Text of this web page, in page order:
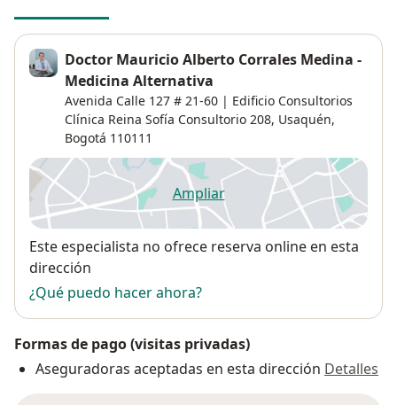
Doctor Mauricio Alberto Corrales Medina -
Medicina Alternativa
Avenida Calle 127 # 21-60 | Edificio Consultorios
Clínica Reina Sofía Consultorio 208, Usaquén,
Bogotá 110111
Ampliarse abre en una nueva
Disponibilidad
Este especialista no ofrece reserva online en esta
dirección
¿Qué puedo hacer ahora?
Formas de pago (visitas privadas)
Aseguradoras aceptadas en esta dirección Detalles